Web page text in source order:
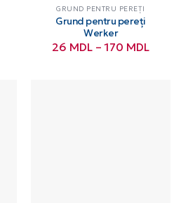
GRUND PENTRU PEREȚI
Grund pentru pereți
Werker
26 MDL – 170 MDL